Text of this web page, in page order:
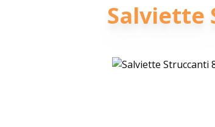
Salviette